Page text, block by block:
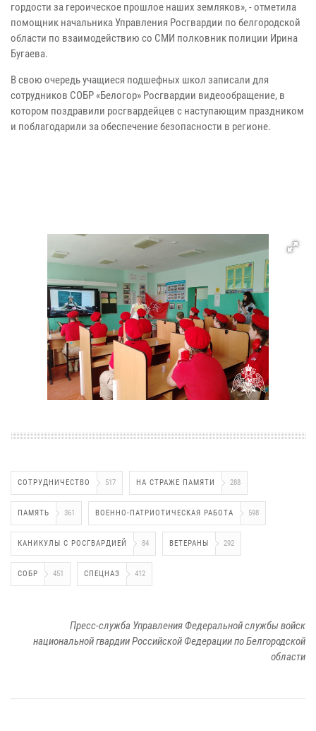
гордости за героическое прошлое наших земляков», - отметила
помощник начальника Управления Росгвардии по белгородской
области по взаимодействию со СМИ полковник полиции Ирина
Бугаева.
В свою очередь учащиеся подшефных школ записали для
сотрудников СОБР «Белогор» Росгвардии видеообращение, в
котором поздравили росгвардейцев с наступающим праздником
и поблагодарили за обеспечение безопасности в регионе.
СОТРУДНИЧЕСТВО 517 НА СТРАЖЕ ПАМЯТИ 288
ПАМЯТЬ 361 ВОЕННО-ПАТРИОТИЧЕСКАЯ РАБОТА 598
КАНИКУЛЫ С РОСГВАРДИЕЙ 84 ВЕТЕРАНЫ 292
СОБР 451 СПЕЦНАЗ 412
Пресс-служба Управления Федеральной службы войск
национальной гвардии Российской Федерации по Белгородской
области